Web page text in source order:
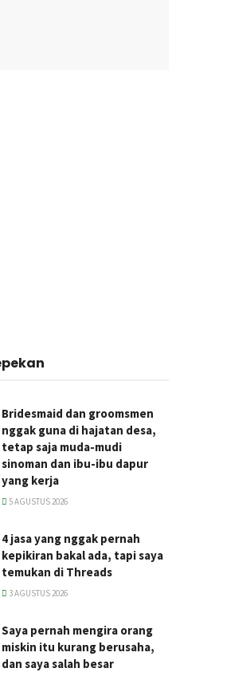
Bridesmaid dan groomsmen
nggak guna di hajatan desa,
tetap saja muda-mudi
sinoman dan ibu-ibu dapur
yang kerja
5 AGUSTUS 2026
4 jasa yang nggak pernah
kepikiran bakal ada, tapi saya
temukan di Threads
3 AGUSTUS 2026
Saya pernah mengira orang
miskin itu kurang berusaha,
dan saya salah besar